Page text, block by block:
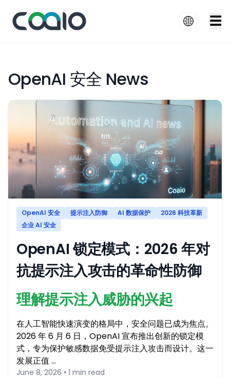
☰
OpenAI 安全 News
OpenAI 安全 提示注入防御 AI 数据保护
2026 科技革新
企业 AI 安全
OpenAI 锁定模式：2026 年对
抗提示注入攻击的革命性防御
理解提示注入威胁的兴起
在人工智能快速演变的格局中，安全问题已成为焦点。
2026 年 6 月 6 日，OpenAI 宣布推出创新的锁定模
式，专为保护敏感数据免受提示注入攻击而设计。这一
发展正值 …
June 8, 2026 • 1 min read